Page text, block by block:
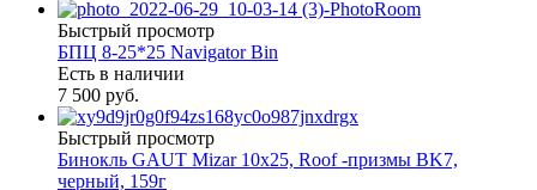
Быстрый просмотр
БПЦ 8-25*25 Navigator Bin
Есть в наличии
7 500 руб.
Быстрый просмотр
Бинокль GAUT Mizar 10x25, Roof -призмы ВK7,
черный, 159г